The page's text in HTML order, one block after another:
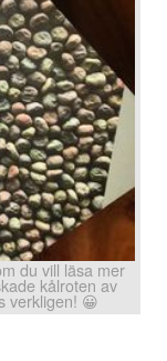
du vill läsa mer
kålroten av
verkligen! 😀